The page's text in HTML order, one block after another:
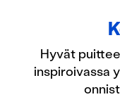
Hyvät
inspiroivassa